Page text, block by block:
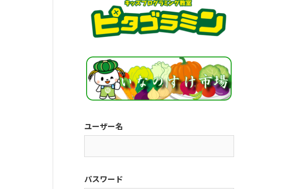
ユーザー名
パスワード